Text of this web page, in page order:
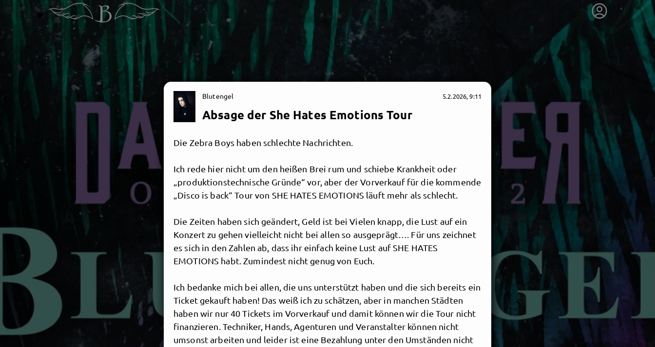
Blutengel 5.2.2026, 9:11
Absage der She Hates Emotions Tour
Die Zebra Boys haben schlechte Nachrichten.
Ich rede hier nicht um den heißen Brei rum und schiebe Krankheit oder
„produktionstechnische Gründe“ vor, aber der Vorverkauf für die kommende
„Disco is back“ Tour von SHE HATES EMOTIONS läuft mehr als schlecht.
Die Zeiten haben sich geändert, Geld ist bei Vielen knapp, die Lust auf ein
Konzert zu gehen vielleicht nicht bei allen so ausgeprägt…. Für uns zeichnet
es sich in den Zahlen ab, dass ihr einfach keine Lust auf SHE HATES
EMOTIONS habt. Zumindest nicht genug von Euch.
Ich bedanke mich bei allen, die uns unterstützt haben und die sich bereits ein
Ticket gekauft haben! Das weiß ich zu schätzen, aber in manchen Städten
haben wir nur 40 Tickets im Vorverkauf und damit können wir die Tour nicht
finanzieren. Techniker, Hands, Agenturen und Veranstalter können nicht
umsonst arbeiten und leider ist eine Bezahlung unter den Umständen nicht